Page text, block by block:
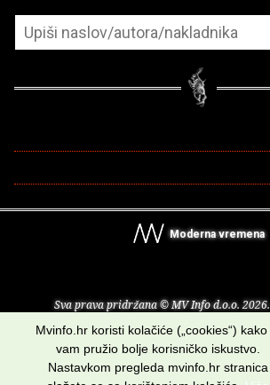
Moderna vremena
Sva prava pridržana © MV Info d.o.o.
Uvjeti korištenja
Potraži nas na:
Mvinfo.hr koristi kolačiće („cookies“) kako
vam pružio bolje korisničko iskustvo.
Nastavkom pregleda mvinfo.hr stranica